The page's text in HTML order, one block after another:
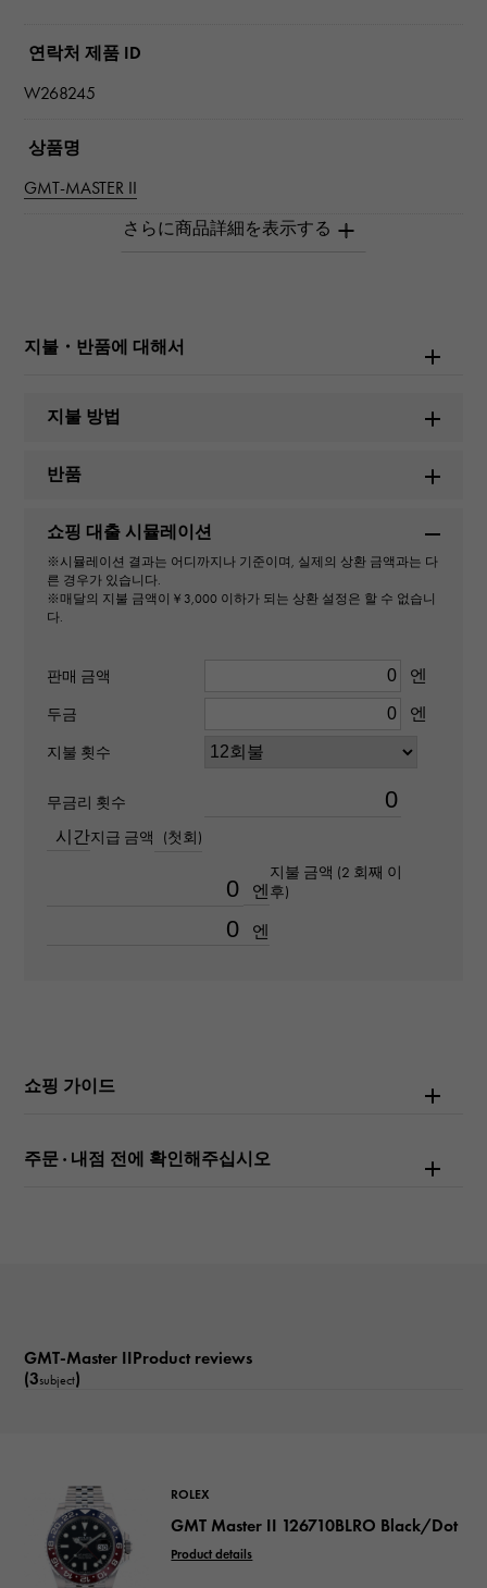
연락처 제품 ID
W268245
상품명
GMT-MASTER II
모델명
126720VTNR
유형
남성용
무브먼트
자동식
방수
100m 방수
GMT 기능 데이트보기 회전 베젤
지불・반품에 대해서
지불 방법
반품
쇼핑 대출 시뮬레이션
※시뮬레이션 결과는 어디까지나 기준이며, 실제의 상환 금액과는 다
른 경우가 있습니다.
※매달의 지불 금액이￥3,000 이하가 되는 상환 설정은 할 수 없습니
다.
판매 금액 엔
두금 엔
지불 횟수
무금리 횟수
시간지급 금액 (첫회)
엔
지불 금액 (2 회째 이
후)
엔
쇼핑 가이드
주문 · 내점 전에 확인해주십시오
GMT-Master IIProduct reviews
(3subject)
ROLEX
GMT Master II 126710BLRO Black/Dot
Product details